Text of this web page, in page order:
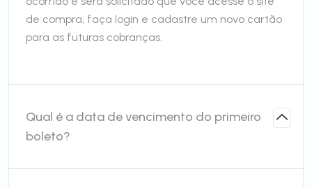
de compra, faça login e cadastre um novo cartão
para as futuras cobranças.
Qual é a data de vencimento do primeiro
boleto?